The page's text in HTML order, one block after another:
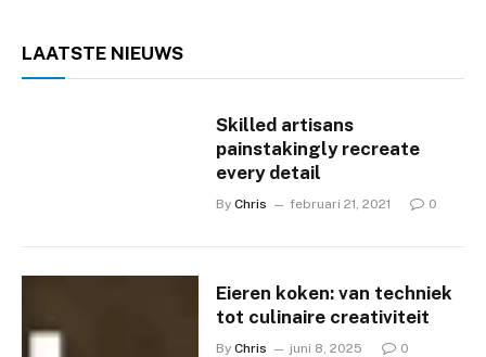
LAATSTE NIEUWS
Skilled artisans
painstakingly recreate
every detail
By Chris februari 21, 2021 0
Eieren koken: van techniek
tot culinaire creativiteit
By Chris juni 8, 2025 0